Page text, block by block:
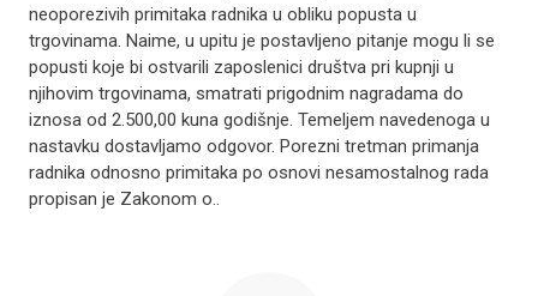
neoporezivih primitaka radnika u obliku popusta u
trgovinama. Naime, u upitu je postavljeno pitanje mogu li se
popusti koje bi ostvarili zaposlenici društva pri kupnji u
njihovim trgovinama, smatrati prigodnim nagradama do
iznosa od 2.500,00 kuna godišnje. Temeljem navedenoga u
nastavku dostavljamo odgovor. Porezni tretman primanja
radnika odnosno primitaka po osnovi nesamostalnog rada
propisan je Zakonom o..